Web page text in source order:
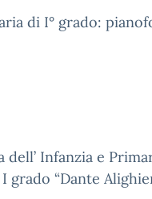
di I° grado:
Infanzia e
“Dante